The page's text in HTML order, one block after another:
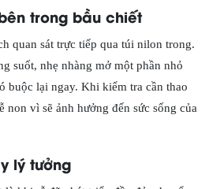
trong bầu chiết
quan sát trực tiếp qua túi nilon trong.
suốt, nhẹ nhàng mở một phần nhỏ
buộc lại ngay. Khi kiểm tra cần thao
non vì sẽ ảnh hưởng đến sức sống của
lý tưởng